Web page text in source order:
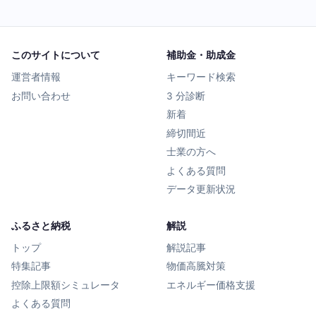
このサイトについて
運営者情報
お問い合わせ
補助金・助成金
キーワード検索
3 分診断
新着
締切間近
士業の方へ
よくある質問
データ更新状況
ふるさと納税
トップ
特集記事
控除上限額シミュレータ
よくある質問
解説
解説記事
物価高騰対策
エネルギー価格支援